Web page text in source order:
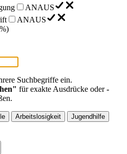
ANAUS
ANAUS
)
Suchbegriffe ein.
für exakte Ausdrücke oder-
Arbeitslosigkeit
Jugendhilfe